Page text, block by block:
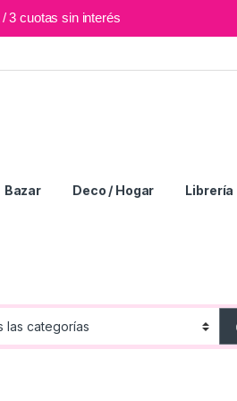
3 cuotas sin interés
Bazar Deco / Hogar Librería